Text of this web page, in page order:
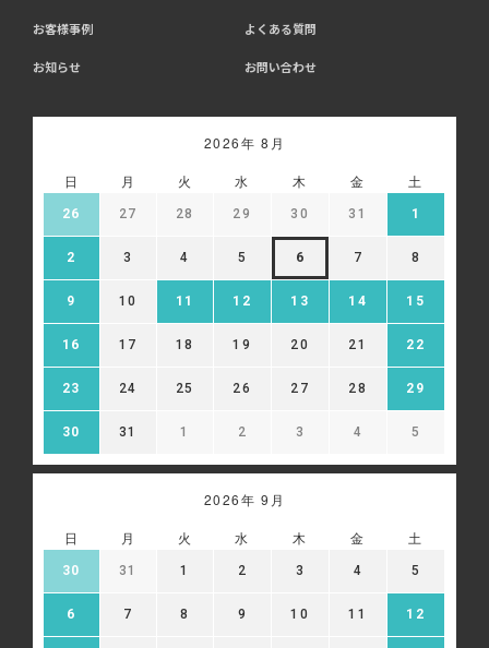
お客様事例 よくある質問
お知らせ お問い合わせ
2026年 8月
日 月 火 水 木 金 土
26 27 28 29 30 31 1
2 3 4 5 6 7 8
9 10 11 12 13 14 15
16 17 18 19 20 21 22
23 24 25 26 27 28 29
30 31 1 2 3 4 5
2026年 9月
日 月 火 水 木 金 土
30 31 1 2 3 4 5
6 7 8 9 10 11 12